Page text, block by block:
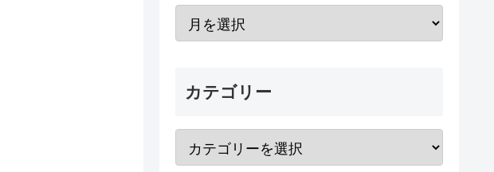
カテゴリー